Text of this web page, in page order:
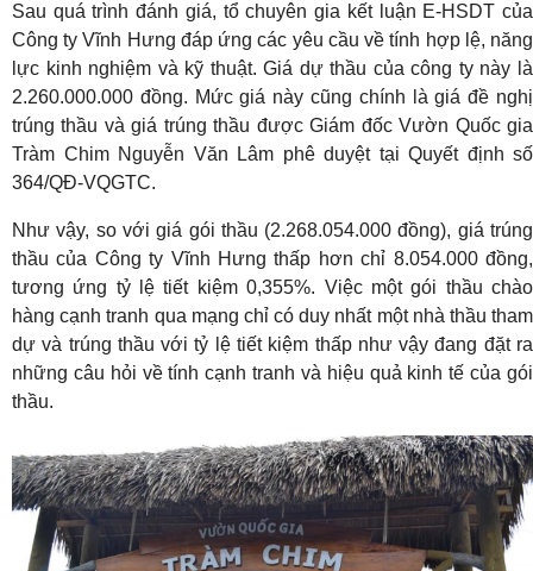
Sau quá trình đánh giá, tổ chuyên gia kết luận E-HSDT của
Công ty Vĩnh Hưng đáp ứng các yêu cầu về tính hợp lệ, năng
lực kinh nghiệm và kỹ thuật. Giá dự thầu của công ty này là
2.260.000.000 đồng. Mức giá này cũng chính là giá đề nghị
trúng thầu và giá trúng thầu được Giám đốc Vườn Quốc gia
Tràm Chim Nguyễn Văn Lâm phê duyệt tại Quyết định số
364/QĐ-VQGTC.
Như vậy, so với giá gói thầu (2.268.054.000 đồng), giá trúng
thầu của Công ty Vĩnh Hưng thấp hơn chỉ 8.054.000 đồng,
tương ứng tỷ lệ tiết kiệm 0,355%. Việc một gói thầu chào
hàng cạnh tranh qua mạng chỉ có duy nhất một nhà thầu tham
dự và trúng thầu với tỷ lệ tiết kiệm thấp như vậy đang đặt ra
những câu hỏi về tính cạnh tranh và hiệu quả kinh tế của gói
thầu.